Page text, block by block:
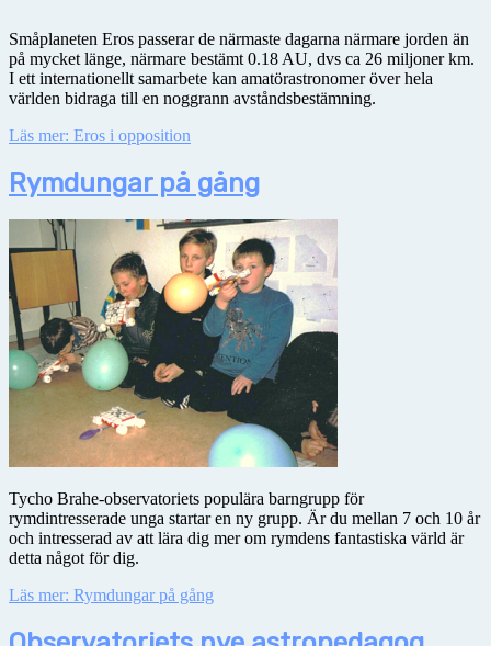
Småplaneten Eros passerar de närmaste dagarna närmare jorden än
på mycket länge, närmare bestämt 0.18 AU, dvs ca 26 miljoner km.
I ett internationellt samarbete kan amatörastronomer över hela
världen bidraga till en noggrann avståndsbestämning.
Läs mer: Eros i opposition
Rymdungar på gång
Tycho Brahe-observatoriets populära barngrupp för
rymdintresserade unga startar en ny grupp. Är du mellan 7 och 10 år
och intresserad av att lära dig mer om rymdens fantastiska värld är
detta något för dig.
Läs mer: Rymdungar på gång